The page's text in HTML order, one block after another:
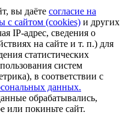
вы даёте согласие на
с сайтом (cookies) и других
IP-адрес, сведения о
на сайте и т. п.) для
статистических
систем
в соответствии с
данных.
обрабатывались,
или покиньте сайт.